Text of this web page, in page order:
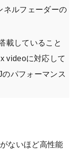
ネルフェーダーの
載していること
videoに対応して
パフォーマンス
ないほど高性能